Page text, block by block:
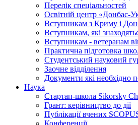
Перелік спеціальностей
Освітній центр «Донбас-
Вступникам з Криму і
Вступникам, які
Вступникам - ветеранам
Практична підготовка
Студентський науковий
Заочне відділення
Документи які необхідно
Наука
Стартап-школа Sikorsky
Грант: керівництво до дії
Публікації вчених
Конференції